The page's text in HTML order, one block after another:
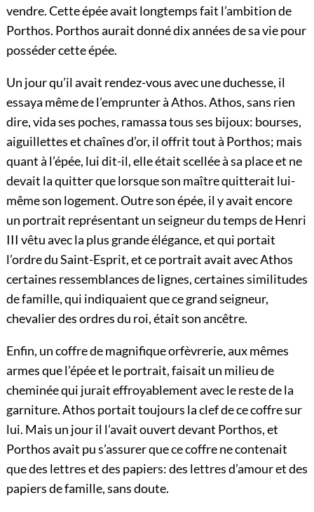
vendre. Cette épée avait longtemps fait l’ambition de
Porthos. Porthos aurait donné dix années de sa vie pour
posséder cette épée.
Un jour qu’il avait rendez-vous avec une duchesse, il
essaya même de l’emprunter à Athos. Athos, sans rien
dire, vida ses poches, ramassa tous ses bijoux: bourses,
aiguillettes et chaînes d’or, il offrit tout à Porthos; mais
quant à l’épée, lui dit-il, elle était scellée à sa place et ne
devait la quitter que lorsque son maître quitterait lui-
même son logement. Outre son épée, il y avait encore
un portrait représentant un seigneur du temps de Henri
III vêtu avec la plus grande élégance, et qui portait
l’ordre du Saint-Esprit, et ce portrait avait avec Athos
certaines ressemblances de lignes, certaines similitudes
de famille, qui indiquaient que ce grand seigneur,
chevalier des ordres du roi, était son ancêtre.
Enfin, un coffre de magnifique orfèvrerie, aux mêmes
armes que l’épée et le portrait, faisait un milieu de
cheminée qui jurait effroyablement avec le reste de la
garniture. Athos portait toujours la clef de ce coffre sur
lui. Mais un jour il l’avait ouvert devant Porthos, et
Porthos avait pu s’assurer que ce coffre ne contenait
que des lettres et des papiers: des lettres d’amour et des
papiers de famille, sans doute.